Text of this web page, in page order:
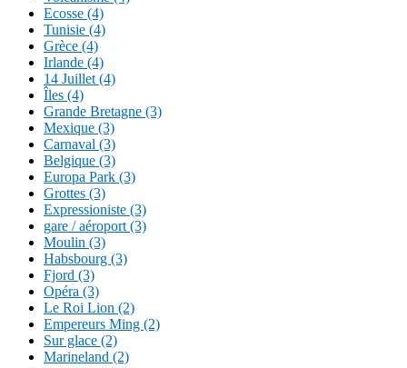
Ecosse (4)
Tunisie (4)
Grèce (4)
Irlande (4)
14 Juillet (4)
Îles (4)
Grande Bretagne (3)
Mexique (3)
Carnaval (3)
Belgique (3)
Europa Park (3)
Grottes (3)
Expressioniste (3)
gare / aéroport (3)
Moulin (3)
Habsbourg (3)
Fjord (3)
Opéra (3)
Le Roi Lion (2)
Empereurs Ming (2)
Sur glace (2)
Marineland (2)